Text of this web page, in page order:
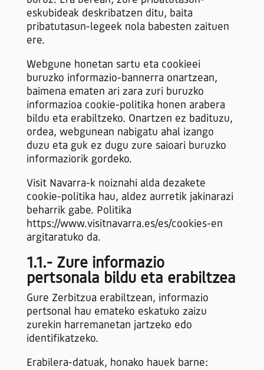
eskubideak deskribatzen ditu, baita
pribatutasun-legeek nola babesten zaituen
ere.
Webgune honetan sartu eta cookieei
buruzko informazio-bannerra onartzean,
baimena ematen ari zara zuri buruzko
informazioa cookie-politika honen arabera
bildu eta erabiltzeko. Onartzen ez badituzu,
ordea, webgunean nabigatu ahal izango
duzu eta guk ez dugu zure saioari buruzko
informaziorik gordeko.
Visit Navarra-k noiznahi alda dezakete
cookie-politika hau, aldez aurretik jakinarazi
beharrik gabe. Politika
https://www.visitnavarra.es/es/cookies-en
argitaratuko da.
1.1.- Zure informazio
pertsonala bildu eta erabiltzea
Gure Zerbitzua erabiltzean, informazio
pertsonal hau emateko eskatuko zaizu
zurekin harremanetan jartzeko edo
identifikatzeko.​​
Erabilera-datuak, honako hauek barne: